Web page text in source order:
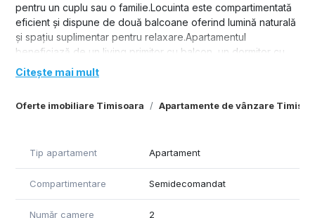
Oferte imobiliare Timisoara Apartamente de vânzare
pentru un cuplu sau o familie.Locuinta este compartimentată
eficient și dispune de două balcoane oferind lumină naturală
și spațiu suplimentar pentru relaxare.Apartamentul
beneficiază de un living primitor cu balcon, un dormitor cu
balcon, o baie cu geam, o bucătărie spațioasă și hol
acces.Dispune de centrală proprie pe gaz, aparat de aer
mobilat și utilat. Se pretează atât pentru locuit cat și pentru
Citește mai mult
Tip apartament Apartament
Compartimentare Semidecomandat
Număr camere 2